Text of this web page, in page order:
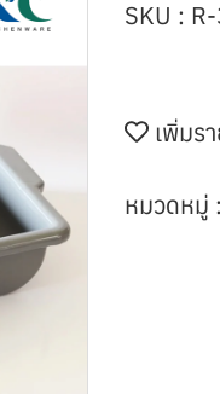
SKU :
เพิ่มร
หมวดหมู่ :